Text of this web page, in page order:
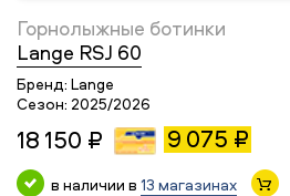
Горнолыжные ботинки
Lange RSJ 60
Бренд: Lange
Сезон: 2025/2026
18 150 ₽ 9 075 ₽
в наличии в 13 магазинах